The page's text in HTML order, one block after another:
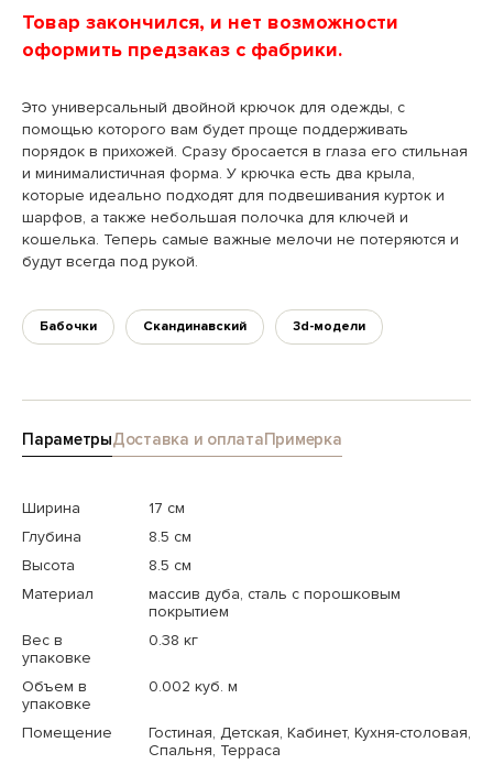
Товар закончился, и нет возможности
оформить предзаказ с фабрики.
Это универсальный двойной крючок для одежды, с
помощью которого вам будет проще поддерживать
порядок в прихожей. Сразу бросается в глаза его стильная
и минималистичная форма. У крючка есть два крыла,
которые идеально подходят для подвешивания курток и
шарфов, а также небольшая полочка для ключей и
кошелька. Теперь самые важные мелочи не потеряются и
будут всегда под рукой.
Бабочки Скандинавский 3d-модели
ПараметрыДоставка и оплатаПримерка
Ширина
17 см
Глубина
8.5 см
Высота
8.5 см
Материал
массив дуба, сталь с порошковым
покрытием
Вес в
упаковке
0.38 кг
Объем в
упаковке
0.002 куб. м
Помещение
Гостиная, Детская, Кабинет, Кухня-столовая,
Спальня, Терраса